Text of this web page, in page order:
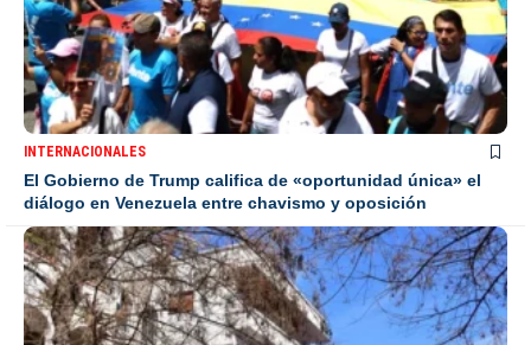
INTERNACIONALES
El Gobierno de Trump califica de «oportunidad única» el
diálogo en Venezuela entre chavismo y oposición